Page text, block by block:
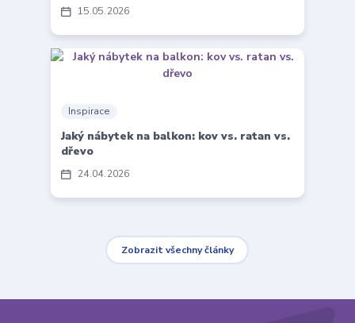
15 05 2026
24 04 2026
Inspirace
Jaký nábytek na balkon: kov vs. ratan vs.
dřevo
Zobrazit všechny články